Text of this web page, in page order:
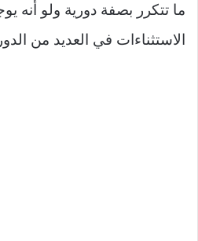
ما تتكرر بصفة دورية ولو أنه
الاستثناءات في العديد من